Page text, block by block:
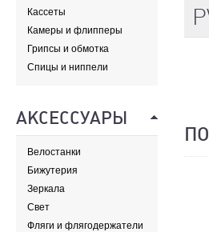
Кассеты
Камеры и флипперы
Грипсы и обмотка
Спицы и ниппели
АКСЕССУАРЫ
Велостанки
Бижутерия
Зеркала
Свет
Фляги и флягодержатели